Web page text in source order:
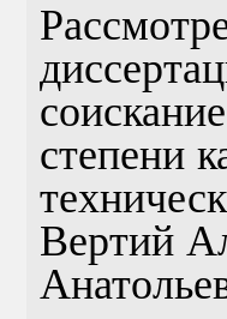
степени
Вертий